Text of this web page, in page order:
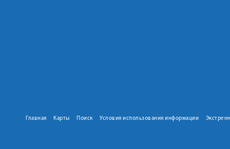
Главная Карты Поиск Условия использования информации